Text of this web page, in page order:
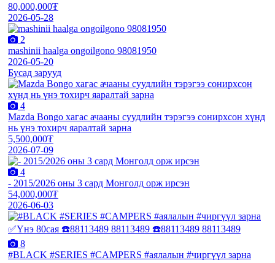
80,000,000₮
2026-05-28
2
mashinii haalga ongoilgono 98081950
2026-05-20
Бусад зарууд
4
Mazda Bongo хагас ачааны суудлийн тэрэгээ сонирхсон хүнд
нь үнэ тохирч яаралтай зарна
5,500,000₮
2026-07-09
4
- 2015/2026 оны 3 сард Монголд орж ирсэн
54,000,000₮
2026-06-03
8
#BLACK #SERIES #CAMPERS #аялалын #чиргүүл зарна